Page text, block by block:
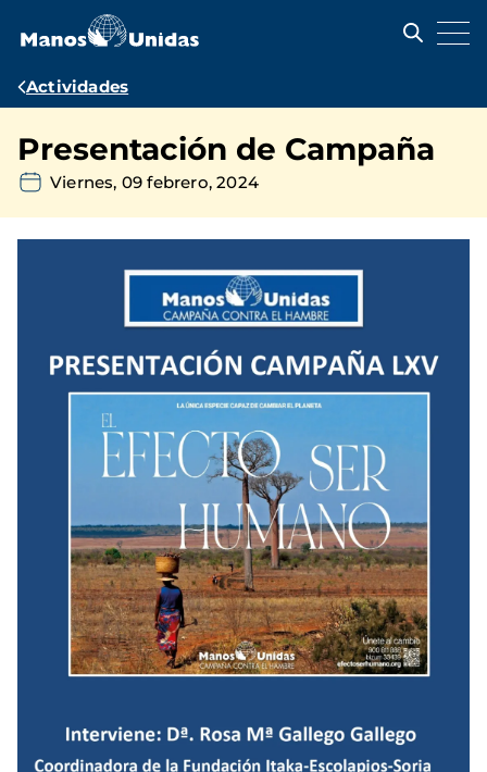
contenido
Ruta
navegación
Actividades
Presentación de Campaña
Viernes, 09 febrero, 2024